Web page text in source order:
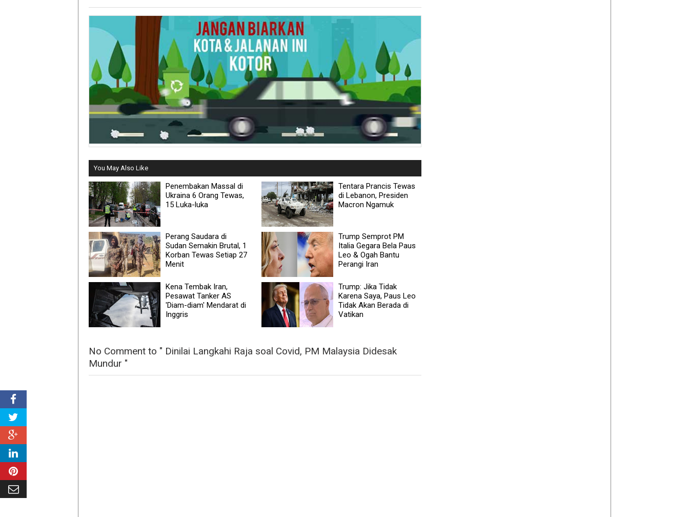
You May Also Like
Penembakan Massal di
Ukraina 6 Orang Tewas,
15 Luka-luka
Tentara Prancis Tewas
di Lebanon, Presiden
Macron Ngamuk
Perang Saudara di
Sudan Semakin Brutal, 1
Korban Tewas Setiap 27
Menit
Trump Semprot PM
Italia Gegara Bela Paus
Leo & Ogah Bantu
Perangi Iran
Kena Tembak Iran,
Pesawat Tanker AS
'Diam-diam' Mendarat di
Inggris
Trump: Jika Tidak
Karena Saya, Paus Leo
Tidak Akan Berada di
Vatikan
No Comment to " Dinilai Langkahi Raja soal Covid, PM Malaysia Didesak
Mundur "